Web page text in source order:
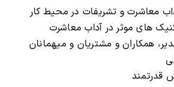
معاشرت و تشریفات در محیط کار
های موثر در آداب معاشرت
همکاران و مشتریان و میهمانان
قدرتمند